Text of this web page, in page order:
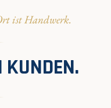
ist Handwerk.
KUNDEN.